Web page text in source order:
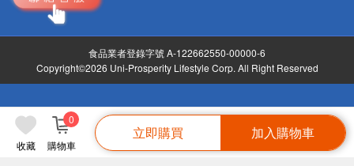
收藏 購物車
0
立即購買 加入購物車
食品業者登錄字號 A-122662550-00000-6
Copyright©2026 Uni-Prosperity Lifestyle Corp. All Right Reserved